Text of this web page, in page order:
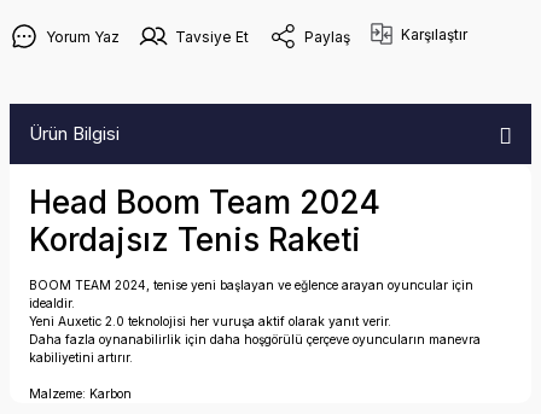
Yorum Yaz Tavsiye Et Paylaş Karşılaştır
Ürün Bilgisi
Head Boom Team 2024
Kordajsız Tenis Raketi
BOOM TEAM 2024, tenise yeni başlayan ve eğlence arayan oyuncular için
idealdir.
Yeni Auxetic 2.0 teknolojisi her vuruşa aktif olarak yanıt verir.
Daha fazla oynanabilirlik için daha hoşgörülü çerçeve oyuncuların manevra
kabiliyetini artırır.
Malzeme: Karbon